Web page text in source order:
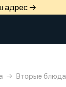
адрес →
Вторые блюда